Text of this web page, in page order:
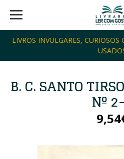
LIVROS INVULGARES,
B. C. SANTO
Nº